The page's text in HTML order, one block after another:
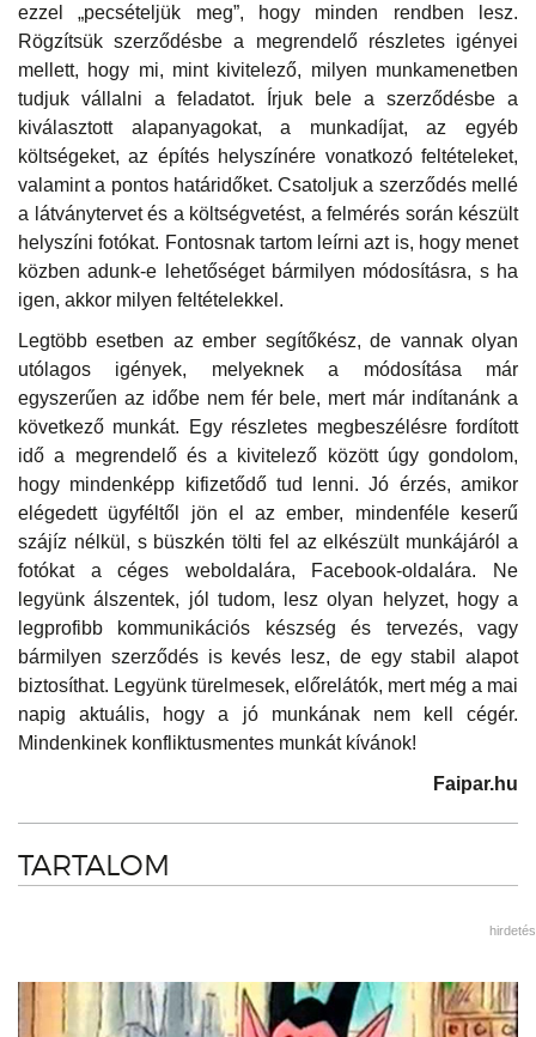
ezzel „pecsételjük meg”, hogy minden rendben lesz.
Rögzítsük szerződésbe a megrendelő részletes igényei
mellett, hogy mi, mint kivitelező, milyen munkamenetben
tudjuk vállalni a feladatot. Írjuk bele a szerződésbe a
kiválasztott alapanyagokat, a munkadíjat, az egyéb
költségeket, az építés helyszínére vonatkozó feltételeket,
valamint a pontos határidőket. Csatoljuk a szerződés mellé
a látványtervet és a költségvetést, a felmérés során készült
helyszíni fotókat. Fontosnak tartom leírni azt is, hogy menet
közben adunk-e lehetőséget bármilyen módosításra, s ha
igen, akkor milyen feltételekkel.
Legtöbb esetben az ember segítőkész, de vannak olyan
utólagos igények, melyeknek a módosítása már
egyszerűen az időbe nem fér bele, mert már indítanánk a
következő munkát. Egy részletes megbeszélésre fordított
idő a megrendelő és a kivitelező között úgy gondolom,
hogy mindenképp kifizetődő tud lenni. Jó érzés, amikor
elégedett ügyféltől jön el az ember, mindenféle keserű
szájíz nélkül, s büszkén tölti fel az elkészült munkájáról a
fotókat a céges weboldalára, Facebook-oldalára. Ne
legyünk álszentek, jól tudom, lesz olyan helyzet, hogy a
legprofibb kommunikációs készség és tervezés, vagy
bármilyen szerződés is kevés lesz, de egy stabil alapot
biztosíthat. Legyünk türelmesek, előrelátók, mert még a mai
napig aktuális, hogy a jó munkának nem kell cégér.
Mindenkinek konfliktusmentes munkát kívánok!
Faipar.hu
TARTALOM
hirdetés